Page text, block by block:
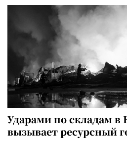
Ударами по складам в
вызывает ресурсный